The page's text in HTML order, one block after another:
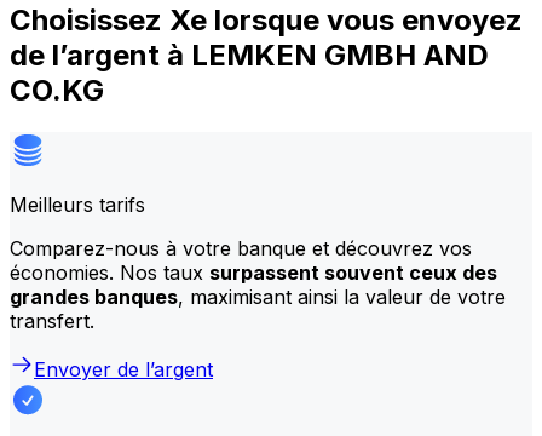
Choisissez Xe lorsque vous envoyez
de l’argent à LEMKEN GMBH AND
CO.KG
Meilleurs tarifs
Comparez-nous à votre banque et découvrez vos
économies. Nos taux surpassent souvent ceux des
grandes banques, maximisant ainsi la valeur de votre
transfert.
Envoyer de l’argent